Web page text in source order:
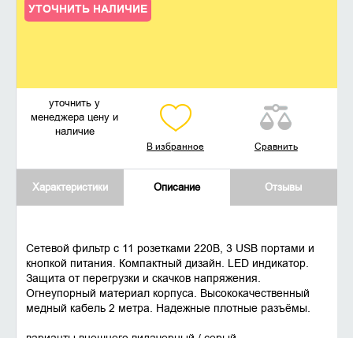
УТОЧНИТЬ НАЛИЧИЕ
уточнить у
менеджера цену и
наличие
В избранное Сравнить
Характеристики Описание Отзывы
Сетевой фильтр с 11 розетками 220В, 3 USB портами и
кнопкой питания. Компактный дизайн. LED индикатор.
Защита от перегрузки и скачков напряжения.
Огнеупорный материал корпуса. Высококачественный
медный кабель 2 метра. Надежные плотные разъёмы.